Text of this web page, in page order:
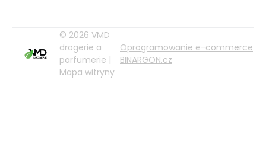
© 2026 VMD
drogerie a
parfumerie |
Mapa witryny
Oprogramowanie e-commerce
BINARGON.cz